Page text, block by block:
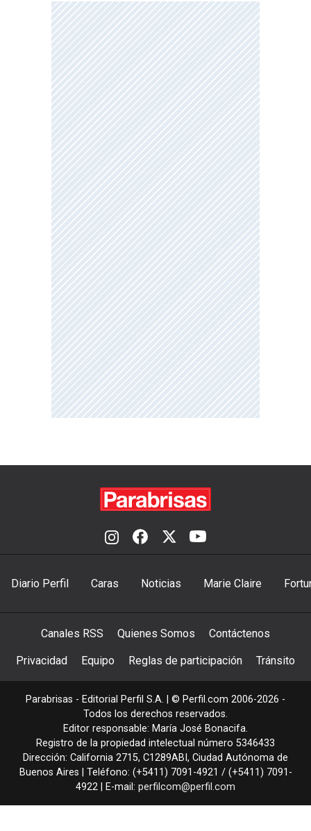
Diario Perfil Caras Noticias Marie Claire
Canales RSS Quienes Somos Contáctenos
Privacidad Equipo Reglas de participación Tránsito
Parabrisas - Editorial Perfil S.A. | © Perfil.com 2006-2026 -
Todos los derechos reservados.
Editor responsable: María José Bonacifa.
Registro de la propiedad intelectual número 5346433
Dirección: California 2715, C1289ABI , Ciudad Autónoma de
Buenos Aires | Teléfono: (+5411) 7091-4921 / (+5411) 7091-
4922 | E-mail: perfilcom@perfil.com